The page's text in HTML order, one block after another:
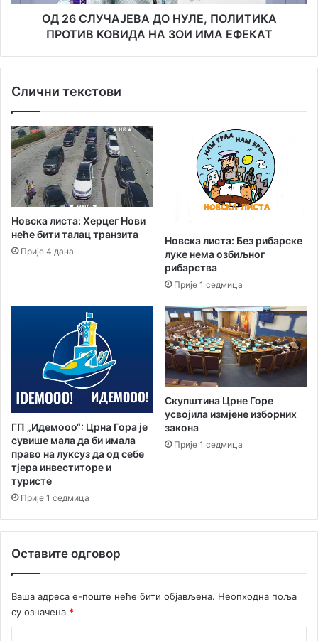
ОД 26 СЛУЧАЈЕВА ДО НУЛЕ, ПОЛИТИКА
ПРОТИВ КОВИДА НА ЗОИ ИМА ЕФЕКАТ
Слични текстови
Новска листа: Херцег Нови
неће бити талац транзита
Прије 4 дана
Новска листа: Без рибарске
луке нема озбиљног
рибарства
Прије 1 седмица
ГП „Идемооо“: Црна Гора је
сувише мала да би имала
право на луксуз да од себе
тјера инвеститоре и
туристе
Прије 1 седмица
Скупштина Црне Горе
усвојила измјене изборних
закона
Прије 1 седмица
Оставите одговор
Ваша адреса е-поште неће бити објављена. Неопходна поља
су означена *